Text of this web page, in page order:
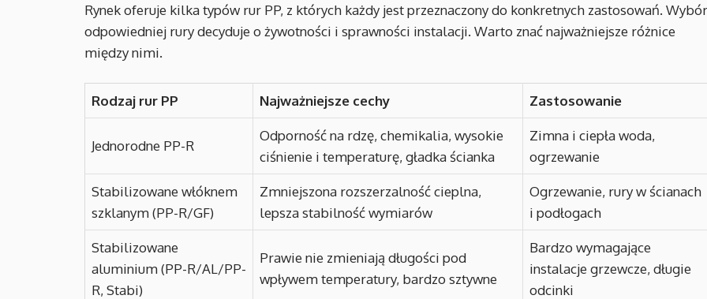
Rynek oferuje kilka typów rur PP, z których każdy jest przeznaczony do konkretnych zastosowań. Wybór
odpowiedniej rury decyduje o żywotności i sprawności instalacji. Warto znać najważniejsze różnice
między nimi.
Rodzaj rur PP Najważniejsze cechy Zastosowanie
Jednorodne PP-R
Odporność na rdzę, chemikalia, wysokie
ciśnienie i temperaturę, gładka ścianka
Zimna i ciepła woda,
ogrzewanie
Stabilizowane włóknem
szklanym (PP-R/GF)
Zmniejszona rozszerzalność cieplna,
lepsza stabilność wymiarów
Ogrzewanie, rury w ścianach
i podłogach
Stabilizowane
aluminium (PP-R/AL/PP-
R, Stabi)
Prawie nie zmieniają długości pod
wpływem temperatury, bardzo sztywne
Bardzo wymagające
instalacje grzewcze, długie
odcinki